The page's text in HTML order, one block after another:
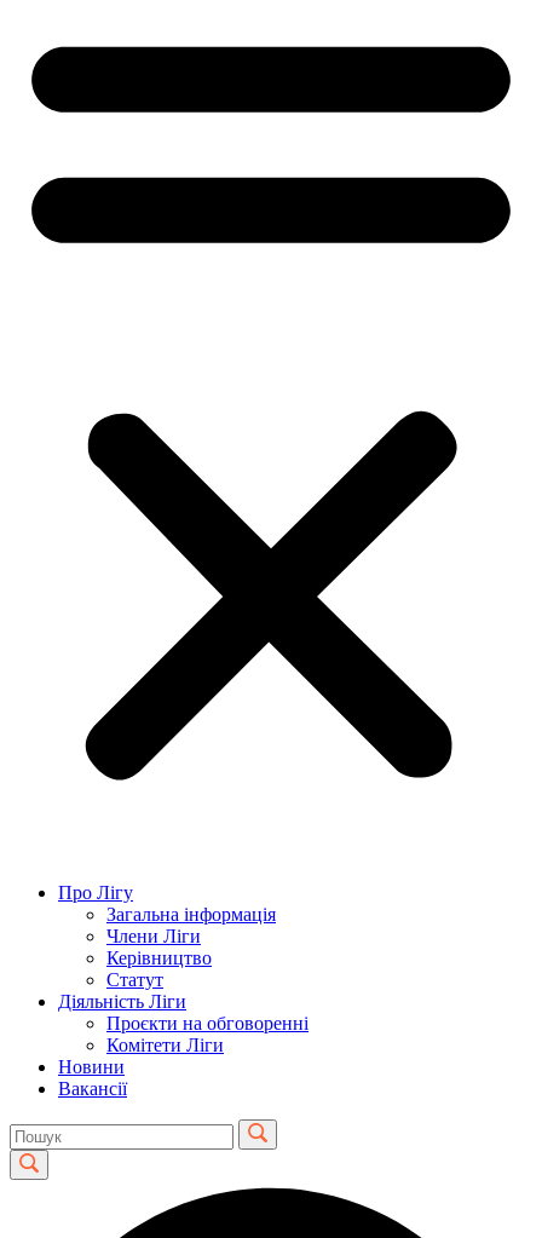
Про Лігу
Загальна інформація
Члени Ліги
Керівництво
Статут
Діяльність Ліги
Проєкти на обговоренні
Комітети Ліги
Новини
Вакансії